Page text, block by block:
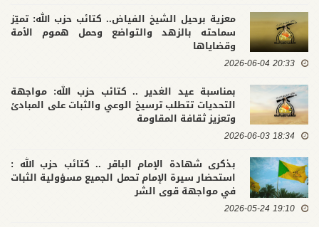
معزية برحيل الشيخ الفياض.. كتائب حزب الله: تميّز
سماحته بالزهد والتواضع وحمل هموم الأمة
وقضاياها
20:33 2026-06-04
بمناسبة عيد الغدير .. كتائب حزب الله: مواجهة
التحديات تتطلب ترسيخ الوعي والثبات على المبادئ
وتعزيز ثقافة المقاومة
18:34 2026-06-03
بذكرى شهادة الإمام الباقر .. كتائب حزب الله :
استحضار سيرة الإمام تحمل الجميع مسؤولية الثبات
في مواجهة قوى الشر
19:10 2026-05-24